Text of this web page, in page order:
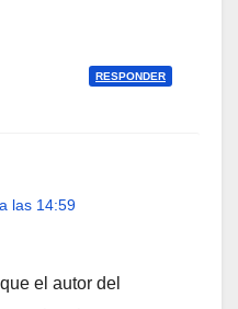
RESPONDER
las 14:59
el autor del